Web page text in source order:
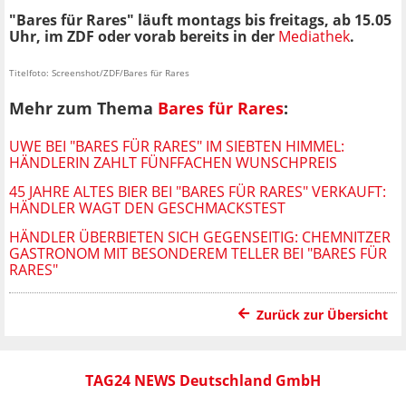
"Bares für Rares" läuft montags bis freitags, ab 15.05
Uhr, im ZDF oder vorab bereits in der Mediathek.
Titelfoto: Screenshot/ZDF/Bares für Rares
Mehr zum Thema Bares für Rares:
UWE BEI "BARES FÜR RARES" IM SIEBTEN HIMMEL:
HÄNDLERIN ZAHLT FÜNFFACHEN WUNSCHPREIS
45 JAHRE ALTES BIER BEI "BARES FÜR RARES" VERKAUFT:
HÄNDLER WAGT DEN GESCHMACKSTEST
HÄNDLER ÜBERBIETEN SICH GEGENSEITIG: CHEMNITZER
GASTRONOM MIT BESONDEREM TELLER BEI "BARES FÜR
RARES"
Zurück zur Übersicht
TAG24 NEWS Deutschland GmbH